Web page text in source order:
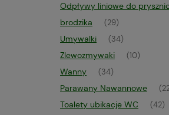
Odpływy liniowe do
brodzika
(29)
Umywalki (34)
Zlewozmywaki (10)
Wanny (34)
Parawany Nawannowe
Toalety ubikacje WC (42)